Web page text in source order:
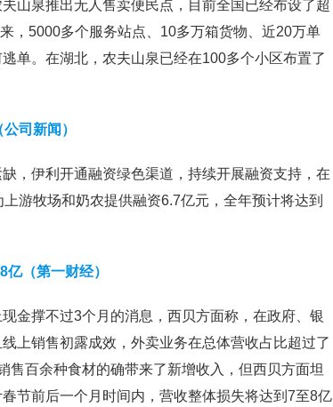
山泉推出无人售卖便民点，目前全国已经布设了超
，5000多个服务站点、10多万箱货物、近20万单
单。在湖北，农夫山泉已经在100多个小区布置了
司新闻）
，伊利开通融资绿色渠道，持续开展融资支持，在
游牧场和奶农提供融资6.7亿元，全年预计将达到
（第一财经）
金撑不过3个月的消息，西贝方面称，在政府、银
上销售初露成效，外卖业务在总体营收占比超过了
售百余种食材的确带来了新增收入，但西贝方面坦
节前后一个月时间内，营收整体损失将达到7至8亿